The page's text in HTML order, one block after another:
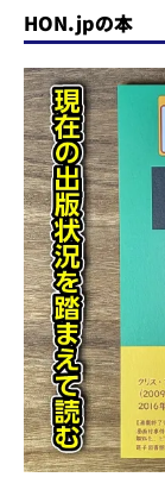
HON.jpの本